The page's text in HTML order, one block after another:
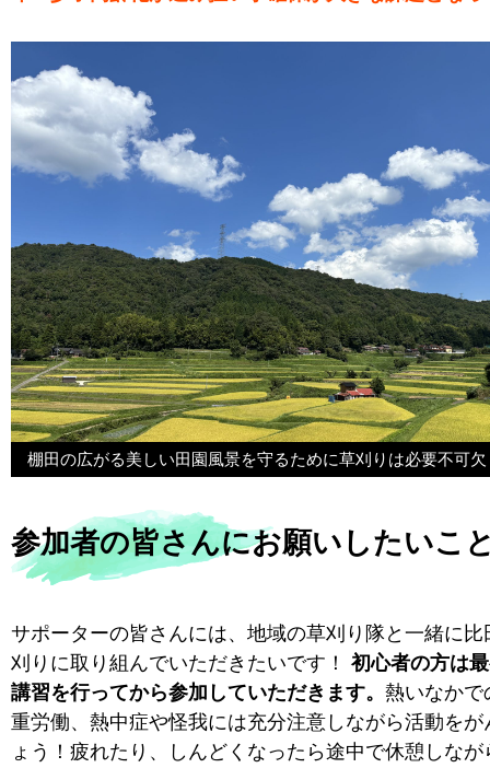
棚田の広がる美しい田園風景を守るために草刈りは必要不可欠
参加者の皆さんにお願いしたいこ
サポーターの皆さんには、地域の草刈り隊と一緒に比
刈りに取り組んでいただきたいです！ 初心者の方は
講習を行ってから参加していただきます。 熱いなかで
重労働、熱中症や怪我には充分注意しながら活動をが
ょう！疲れたり、しんどくなったら途中で休憩しなが